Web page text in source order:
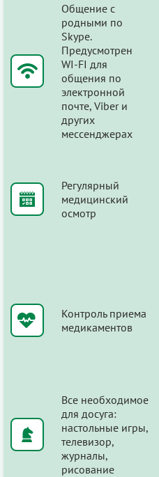
Общение с
родными по
Skype.
Предусмотрен
WI-FI для
общения по
электронной
почте, Viber и
других
мессенджерах
Регулярный
медицинский
осмотр
Контроль приема
медикаментов
Все необходимое
для досуга:
настольные игры,
телевизор,
журналы,
рисование